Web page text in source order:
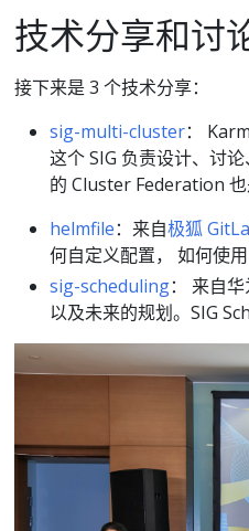
技术分享和讨
接下来是 3 个技术分享：
sig-multi-cluster：
这个 SIG 负责设计、讨
的 Cluster Federation 也
helmfile：来自极狐
何自定义配置， 如何使
sig-scheduling： 来自
以及未来的规划。SIG